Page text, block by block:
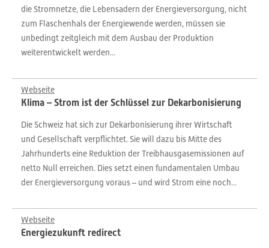
die Stromnetze, die Lebensadern der Energieversorgung, nicht
zum Flaschenhals der Energiewende werden, müssen sie
unbedingt zeitgleich mit dem Ausbau der Produktion
weiterentwickelt werden...
Webseite
Klima – Strom ist der Schlüssel zur Dekarbonisierung
Die Schweiz hat sich zur Dekarbonisierung ihrer Wirtschaft
und Gesellschaft verpflichtet. Sie will dazu bis Mitte des
Jahrhunderts eine Reduktion der Treibhausgasemissionen auf
netto Null erreichen. Dies setzt einen fundamentalen Umbau
der Energieversorgung voraus – und wird Strom eine noch...
Webseite
Energiezukunft redirect